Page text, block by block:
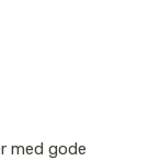
med gode